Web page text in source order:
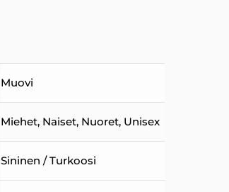
Muovi
Miehet, Naiset, Nuoret, Unisex
Sininen / Turkoosi